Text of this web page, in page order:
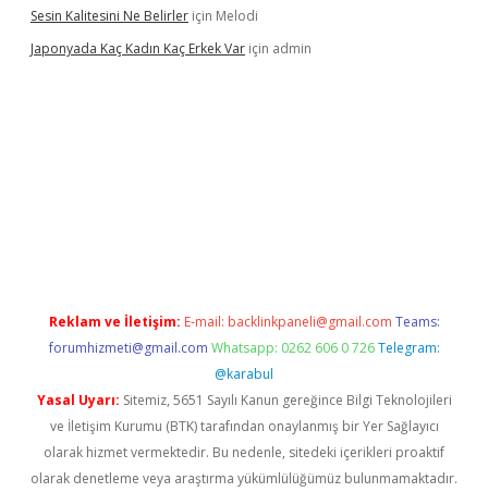
Sesin Kalitesini Ne Belirler için Melodi
Japonyada Kaç Kadın Kaç Erkek Var için admin
Reklam ve İletişim: E-mail: backlinkpaneli@gmail.com Teams:
forumhizmeti@gmail.com Whatsapp: 0262 606 0 726 Telegram:
@karabul
Yasal Uyarı: Sitemiz, 5651 Sayılı Kanun gereğince Bilgi Teknolojileri
ve İletişim Kurumu (BTK) tarafından onaylanmış bir Yer Sağlayıcı
olarak hizmet vermektedir. Bu nedenle, sitedeki içerikleri proaktif
olarak denetleme veya araştırma yükümlülüğümüz bulunmamaktadır.